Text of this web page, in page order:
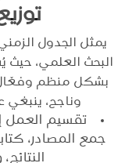
يمثل الجدول
البحث العلمي،
بشكل منظم
وناجح، ينبغي
تقسيم العمل
جمع المصادر،